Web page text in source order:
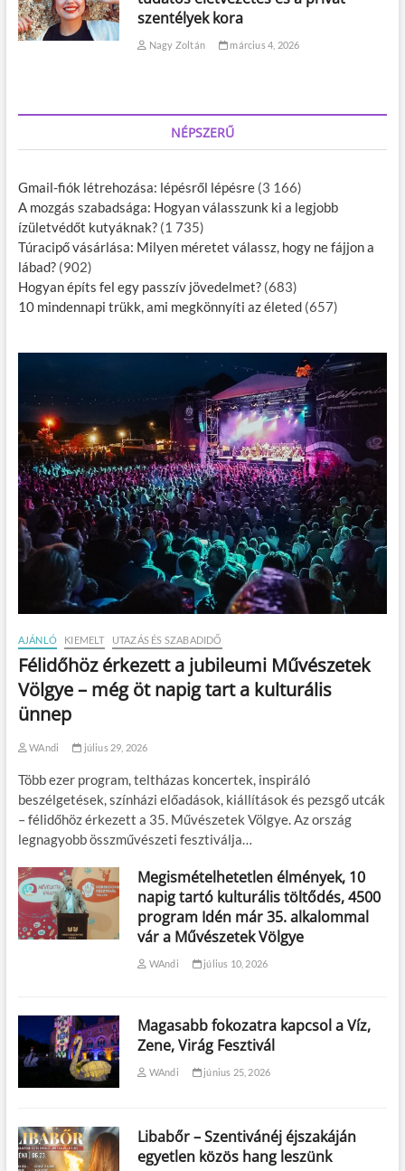
szentélyek kora
Nagy Zoltán március 4, 2026
NÉPSZERŰ
Gmail-fiók létrehozása: lépésről lépésre (3 166)
A mozgás szabadsága: Hogyan válasszunk ki a legjobb
ízületvédőt kutyáknak? (1 735)
Túracipő vásárlása: Milyen méretet válassz, hogy ne fájjon a
lábad? (902)
Hogyan építs fel egy passzív jövedelmet? (683)
10 mindennapi trükk, ami megkönnyíti az életed (657)
AJÁNLÓ KIEMELT UTAZÁS ÉS SZABADIDŐ
Félidőhöz érkezett a jubileumi Művészetek
Völgye – még öt napig tart a kulturális
ünnep
WAndi július 29, 2026
Több ezer program, teltházas koncertek, inspiráló
beszélgetések, színházi előadások, kiállítások és pezsgő utcák
– félidőhöz érkezett a 35. Művészetek Völgye. Az ország
legnagyobb összművészeti fesztiválja…
Megismételhetetlen élmények, 10
napig tartó kulturális töltődés, 4500
program Idén már 35. alkalommal
vár a Művészetek Völgye
WAndi július 10, 2026
Magasabb fokozatra kapcsol a Víz,
Zene, Virág Fesztivál
WAndi június 25, 2026
Libabőr – Szentivánéj éjszakáján
egyetlen közös hang leszünk